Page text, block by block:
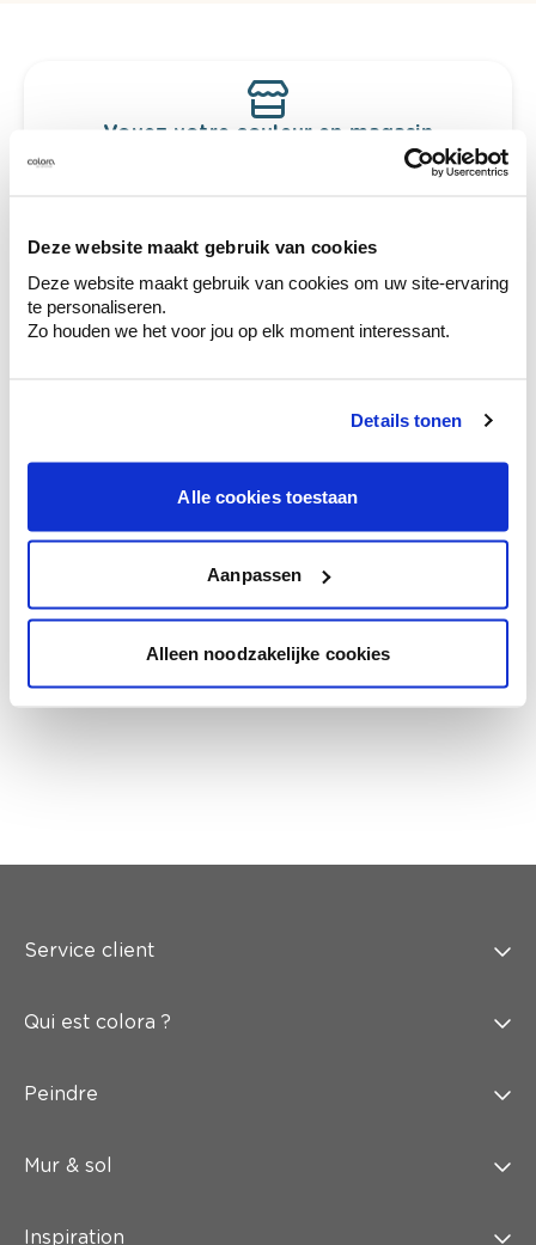
Deze website maakt gebruik van cookies
Deze website maakt gebruik van cookies om uw site-ervaring
te personaliseren.
Zo houden we het voor jou op elk moment interessant.
Details tonen
Alle cookies toestaan
Aanpassen
Alleen noodzakelijke cookies
Voyez votre couleur en magasin
Découvrez des échantillons de votre
votre couleur.
Obtenez des conseils personnalisés sur la
combinaison de couleurs.
Conseil couleur à domicile
en couleur.
l'éclairage et de votre mobilier.
Obtenez un contrôle technologique de vos
Service client
Qui est colora ?
Peindre
Mur & sol
Inspiration